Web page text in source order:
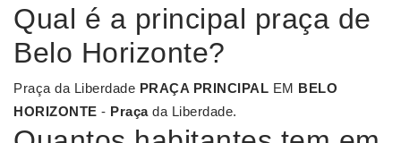
Qual é a principal praça de
Belo Horizonte?
Praça da Liberdade PRAÇA PRINCIPAL EM BELO
HORIZONTE - Praçada Liberdade.